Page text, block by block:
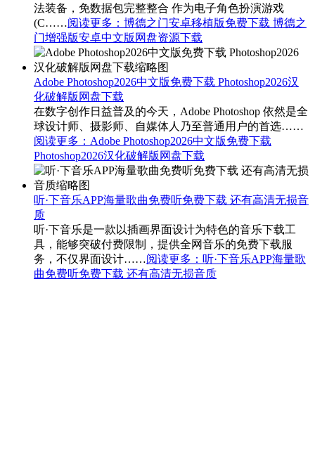
法装备，免数据包完整整合 作为电子角色扮演游戏
(C……阅读更多 ：博德之门安卓移植版免费下载 博德之
门增强版安卓中文版网盘资源下载
Adobe Photoshop2026中文版免费下载 Photoshop2026汉
化破解版网盘下载
在数字创作日益普及的今天，Adobe Photoshop 依然是全
球设计师、摄影师、自媒体人乃至普通用户的首选……
阅读更多 ：Adobe Photoshop2026中文版免费下载
Photoshop2026汉化破解版网盘下载
听·下音乐APP海量歌曲免费听免费下载 还有高清无损音
质
听·下音乐是一款以插画界面设计为特色的音乐下载工
具，能够突破付费限制，提供全网音乐的免费下载服
务，不仅界面设计……阅读更多 ：听·下音乐APP海量歌
曲免费听免费下载 还有高清无损音质